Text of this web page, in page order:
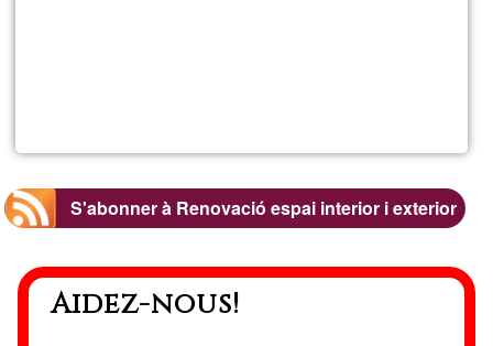
de
S'abonner à Renovació espai interior i exterior
Aidez-nous!